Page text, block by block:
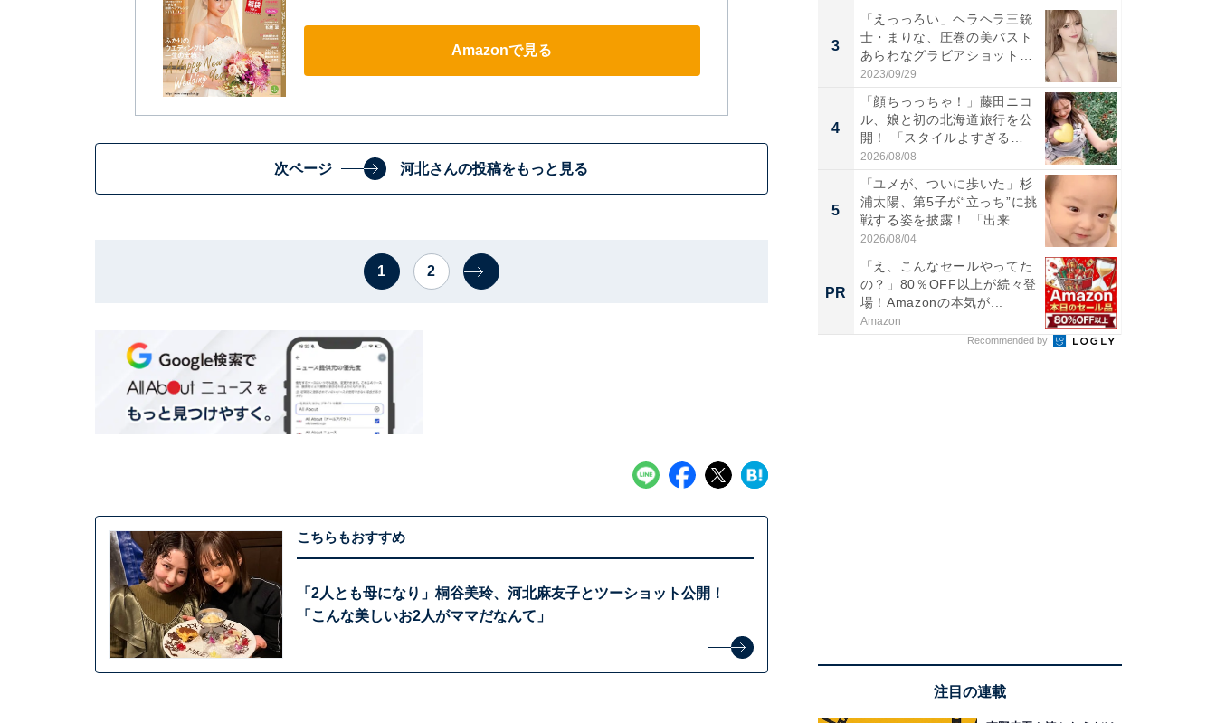
Amazonで見る
次ページ 河北さんの投稿をもっと見る
1 2
こちらもおすすめ
「2人とも母になり」桐谷美玲、河北麻友子とツーショット公開！
「こんな美しいお2人がママだなんて」
3
「えっっろい」ヘラヘラ三銃
士・まりな、圧巻の美バスト
あらわなグラビアショット公
開...
2023/09/29
4
「顔ちっっちゃ！」藤田ニコ
ル、娘と初の北海道旅行を公
開！ 「スタイルよすぎる
よ〜...
2026/08/08
5
「ユメが、ついに歩いた」杉
浦太陽、第5子が“立っち”に挑
戦する姿を披露！ 「出来...
2026/08/04
PR
「え、こんなセールやってた
の？」80％OFF以上が続々登
場！Amazonの本気が...
Amazon
Recommended by
注目の連載